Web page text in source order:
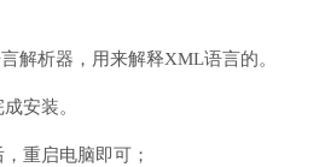
解析器，用来解释XML语言的。
安装。
重启电脑即可；